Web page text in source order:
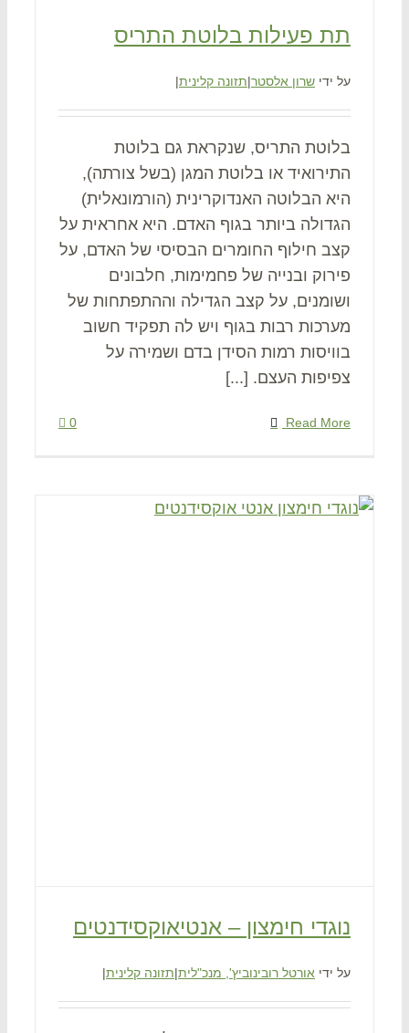
תת פעילות בלוטת התריס
שרון אלסטר|תזונה קלינית|
בלוטת התריס, שנקראת גם בלוטת
התירואיד או בלוטת המגן (בשל צורתה),
היא הבלוטה האנדוקרינית (הורמונאלית)
הגדולה ביותר בגוף האדם. היא אחראית על
קצב חילוף החומרים הבסיסי של האדם, על
פירוק ובנייה של פחמימות, חלבונים
ושומנים, על קצב הגדילה וההתפתחות של
מערכות רבות בגוף ויש לה תפקיד חשוב
בוויסות רמות הסידן בדם ושמירה על
צפיפות העצם. [...]
Read More
נוגדי חימצון – אנטיאוקסידנטים
אורטל רובינוביץ', מנכ"לית תזונה קלינית|